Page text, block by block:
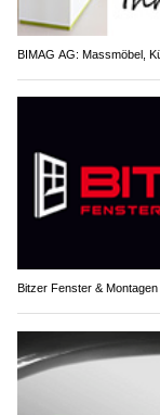
BIMAG AG: Massmöbel,
Bitzer Fenster &